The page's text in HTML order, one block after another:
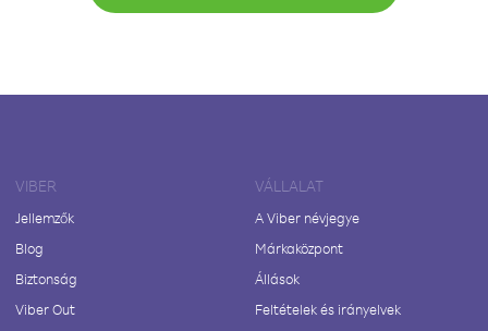
VIBER
Jellemzők
Blog
Biztonság
Viber Out
VÁLLALAT
A Viber névjegye
Márkaközpont
Állások
Feltételek és irányelvek